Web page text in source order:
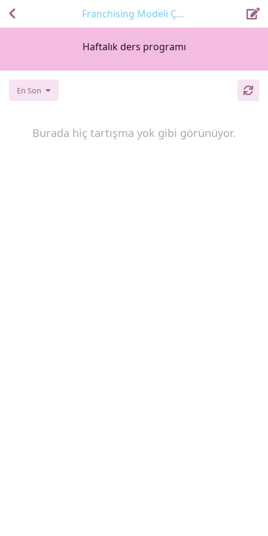
Haftalık ders programı
Franchising Modeli Çözümlerimiz
En Son
Burada hiç tartışma yok gibi görünüyor.